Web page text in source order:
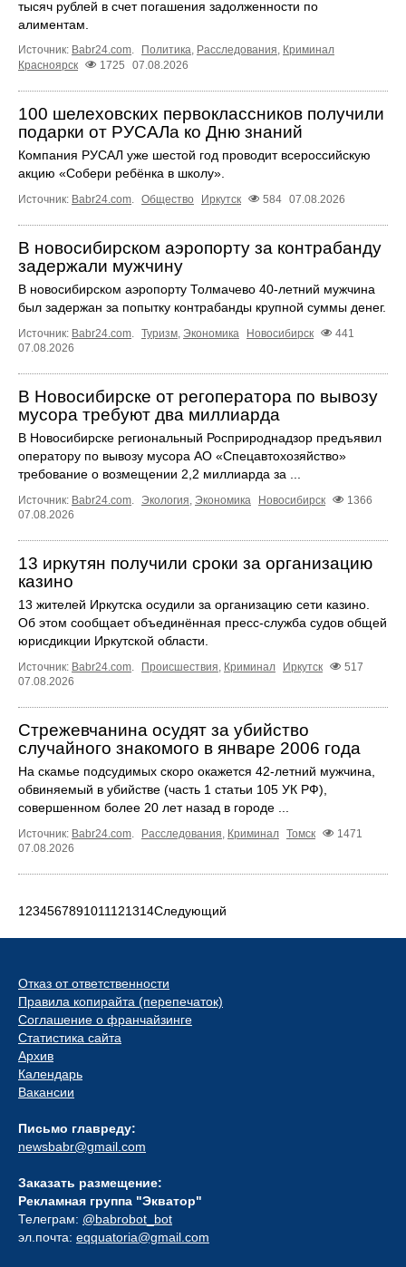
тысяч рублей в счет погашения задолженности по
алиментам.
Источник: Babr24.com Политика Расследования Криминал
Красноярск
1725 07.08.2026
100 шелеховских первоклассников получили
подарки от РУСАЛа ко Дню знаний
Компания РУСАЛ уже шестой год проводит всероссийскую
акцию «Собери ребёнка в школу».
Источник: Babr24.com. Общество Иркутск 584 07.08.2026
В новосибирском аэропорту за контрабанду
задержали мужчину
В новосибирском аэропорту Толмачево 40-летний мужчина
был задержан за попытку контрабанды крупной суммы денег.
Источник: Babr24.com. Туризм, Экономика Новосибирск
441
07.08.2026
В Новосибирске от регоператора по вывозу
мусора требуют два миллиарда
В Новосибирске региональный Росприроднадзор предъявил
оператору по вывозу мусора АО «Спецавтохозяйство»
требование о возмещении 2,2 миллиарда за ...
Источник: Babr24.com. Экология, Экономика Новосибирск
1366
07.08.2026
13 иркутян получили сроки за организацию
казино
13 жителей Иркутска осудили за организацию сети казино.
Об этом сообщает объединённая пресс‑служба судов общей
юрисдикции Иркутской области.
Источник: Babr24.com. Происшествия, Криминал Иркутск
517
07.08.2026
Стрежевчанина осудят за убийство
случайного знакомого в январе 2006 года
На скамье подсудимых скоро окажется 42-летний мужчина,
обвиняемый в убийстве (часть 1 статьи 105 УК РФ),
совершенном более 20 лет назад в городе ...
Источник: Babr24.com. Расследования, Криминал Томск
1471
07.08.2026
1234567891011121314Следующий
Отказ от ответственности
Правила копирайта (перепечаток)
Соглашение о франчайзинге
Статистика сайта
Архив
Календарь
Вакансии
Письмо главреду:
newsbabr@gmail.com
Заказать размещение:
Рекламная группа "Экватор"
Телеграм: @babrobot_bot
эл.почта: eqquatoria@gmail.com